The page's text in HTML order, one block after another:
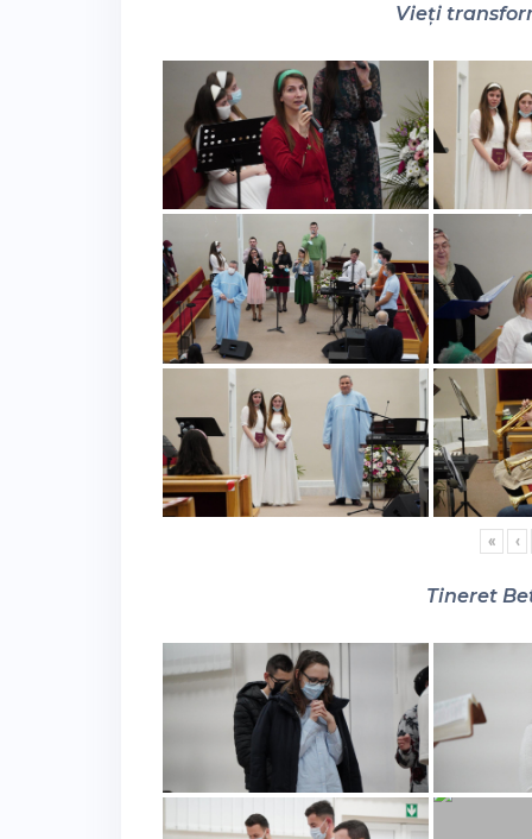
Vieți
« ‹
Tineret